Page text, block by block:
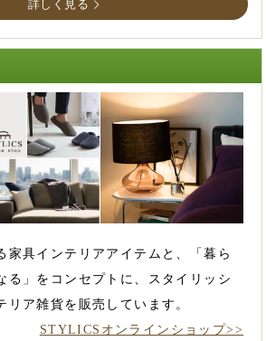
詳しく見る
家具インテリアアイテムと、「暮ら
る」をコンセプトに、スタイリッシ
リア雑貨を販売しています。
STYLICSオンラインショップ>>